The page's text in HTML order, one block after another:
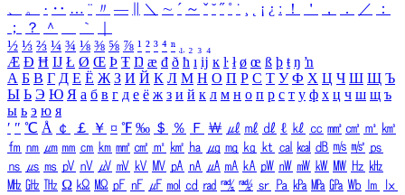
、
。 · ‥ … ¨ 〃 ― ＼ ∼ ´ ～ ˇ ˘ ˝ ˚ ˙ ¸ ¡ ¿ ː ！ ＇ ， ． ／
：
；
？ ＾ ｀
½ ⅓ ⅔ ¼ ¾ ⅛ ⅜ ⅝ ⅞ ¹ ² ³ ⁴ ⁿ ₁ ₂ ₃ ₄
Æ Ð Ħ Ĳ Ł Ø Œ Þ Ŧ Ŋ æ đ ð ħ ı ĳ ĸ ŀ ł ø œ ß þ ŧ ŋ ŉ
А Б В Г Д Е Ё Ж З И Й К Л М Н О П Р С Т У Ф Х Ц Ч Ш Щ Ъ
Ы Ь Э Ю Я а б в г д е ё ж з и й к л м н о п р с т у ф х ц ч ш щ ъ
ы ь э ю я
′ ″ ℃ Å ￠ ￡ ￥ ¤ ℉ ‰ ＄ ％ Ｆ ￦ ㎕ ㎖ ㎗ ℓ ㎘ ㏄ ㎣ ㎤ ㎥ ㎦
㎙ ㎚ ㎛ ㎜ ㎝ ㎞ ㎟ ㎠ ㎡ ㎢ ㏊ ㎍ ㎎ ㎏ ㏏ ㎈ ㎉ ㏈ ㎧ ㎨ ㎰
㎱ ㎲ ㎳ ㎴ ㎵ ㎶ ㎷ ㎸ ㎹ ㎀ ㎁ ㎂ ㎃ ㎄ ㎺ ㎻ ㎽ ㎾ ㎿ ㎐ ㎑
㎒ ㎓ ㎔ Ω ㏀ ㏁ ㎊ ㎋ ㎌ ㏖ ㏅ ㎭ ㎮ ㎯ ㏛ ㎩ ㎪ ㎫ ㎬ ㏝ ㏐
㏓